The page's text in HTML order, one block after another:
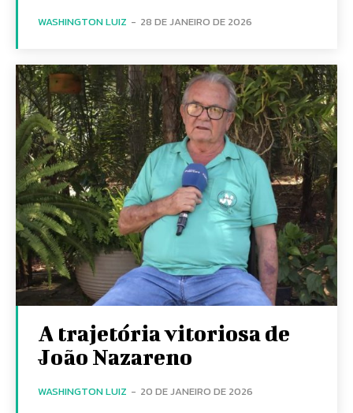
WASHINGTON LUIZ - 28 DE JANEIRO DE 2026
A trajetória vitoriosa de
João Nazareno
WASHINGTON LUIZ - 20 DE JANEIRO DE 2026